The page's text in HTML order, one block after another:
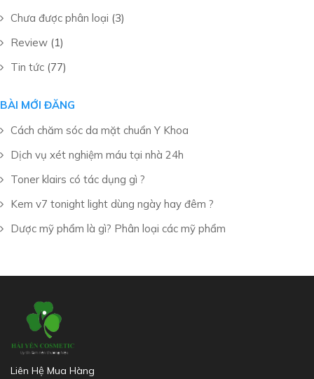
Chưa được phân loại (3)
Review (1)
Tin tức (77)
BÀI MỚI ĐĂNG
Cách chăm sóc da mặt chuẩn Y Khoa
Dịch vụ xét nghiệm máu tại nhà 24h
Toner klairs có tác dụng gì ?
Kem v7 tonight light dùng ngày hay đêm ?
Dược mỹ phẩm là gì? Phân loại các mỹ phẩm
Liên Hệ Mua Hàng